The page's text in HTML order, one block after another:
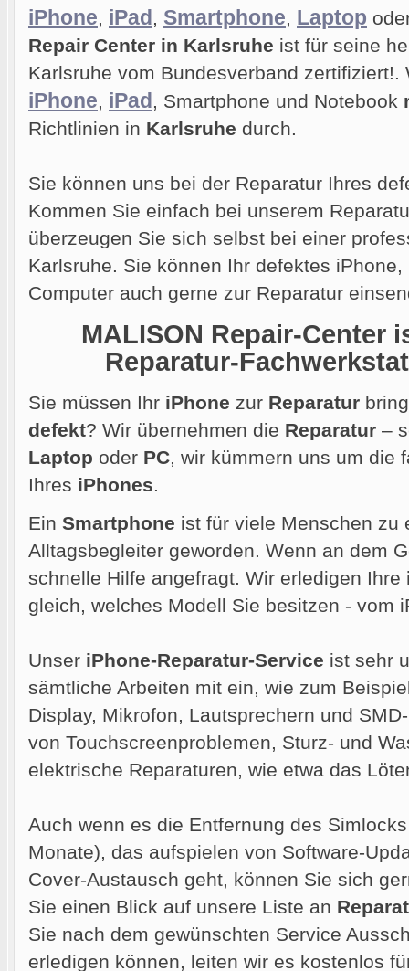
iPhone, iPad, Smartphone, Laptop
Repair Center in Karlsruhe ist für seine
Karlsruhe vom Bundesverband
iPhone, iPad, Smartphone und Notebook
Richtlinien in Karlsruhe durch.
Sie können uns bei der Reparatur Ihres
Kommen Sie einfach bei unserem
überzeugen Sie sich selbst bei einer
Karlsruhe. Sie können Ihr defektes
Computer auch gerne zur Reparatur
MALISON Repair-Center
Reparatur-
Sie müssen Ihr iPhone zur Reparatur
defekt? Wir übernehmen die Reparatur –
Laptop oder PC, wir kümmern uns um die
Ihres iPhones.
Ein Smartphone ist für viele Menschen zu
Alltagsbegleiter geworden. Wenn an dem
schnelle Hilfe angefragt. Wir erledigen Ihre
gleich, welches Modell Sie besitzen - vom
Unser iPhone-Reparatur-Service ist sehr
sämtliche Arbeiten mit ein, wie zum
Display, Mikrofon, Lautsprechern und
von Touchscreenproblemen, Sturz- und
elektrische Reparaturen, wie etwa das
Auch wenn es die Entfernung des
Monate), das aufspielen von Software-
Cover-Austausch geht, können Sie sich
Sie einen Blick auf unsere Liste an
Sie nach dem gewünschten Service
erledigen können, leiten wir es kostenlos